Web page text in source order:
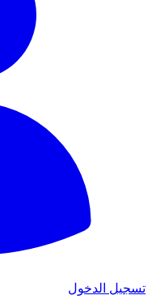
تسجيل الدخول